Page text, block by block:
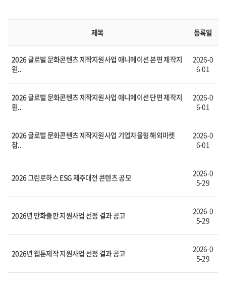
제목 등록일
2026 글로벌 문화콘텐츠 제작지원사업 애니메이션 본편 제작지
원..
2026-0
6-01
2026 글로벌 문화콘텐츠 제작지원사업 애니메이션 단편 제작지
원..
2026-0
6-01
2026 글로벌 문화콘텐츠 제작지원사업 기업자율형 해외마켓
참..
2026-0
6-01
2026 그린로하스 ESG 제주대전 콘텐츠 공모
2026-0
5-29
2026년 만화출판 지원사업 선정 결과 공고
2026-0
5-29
2026년 웹툰제작 지원사업 선정 결과 공고
2026-0
5-29